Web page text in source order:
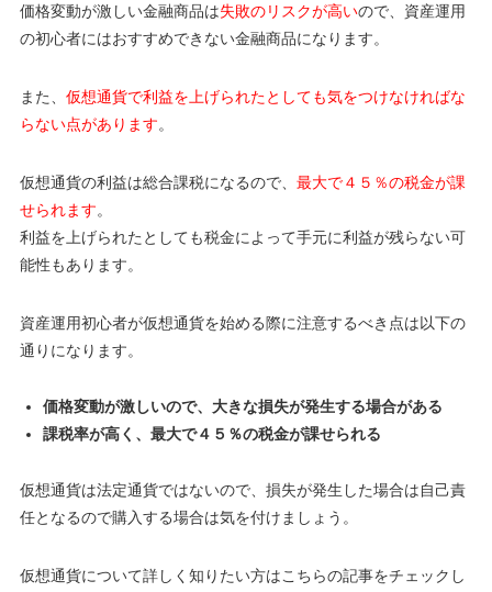
価格変動が激しい金融商品は失敗のリスクが高いので、資産運用
の初心者にはおすすめできない金融商品になります。
また、 仮想通貨で利益を上げられたとしても気をつけなければな
らない点があります。
仮想通貨の利益は総合課税になるので、 最大で４５％の税金が課
せられます。
利益を上げられたとしても税金によって手元に利益が残らない可
能性もあります。
資産運用初心者が仮想通貨を始める際に注意するべき点は以下の
通りになります。
価格変動が激しいので、大きな損失が発生する場合がある
課税率が高く、最大で４５％の税金が課せられる
仮想通貨は法定通貨ではないので、損失が発生した場合は自己責
任となるので購入する場合は気を付けましょう。
仮想通貨について詳しく知りたい方はこちらの記事をチェックし